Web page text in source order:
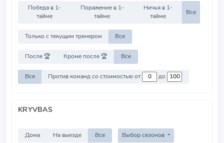
Победа в 1-
тайме
Поражение в 1-
тайме
Ничья в 1-
тайме
Все
Только с текущим тренером Все
После 🏆 Кроме после 🏆 Все
Все Против команд со стоимостью от до
KRYVBAS
Дома На выезде Все Выбор сезонов